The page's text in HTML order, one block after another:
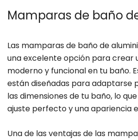
Mamparas de baño
Las mamparas de baño de
una excelente opción para crear
moderno y funcional en tu baño.
están diseñadas para adaptarse
las dimensiones de tu baño, lo
ajuste perfecto y una apariencia
Una de las ventajas de las